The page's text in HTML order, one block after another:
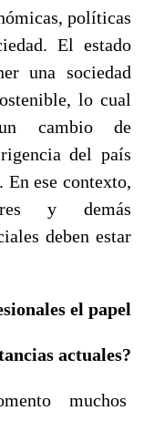
políticas
El estado
una sociedad
lo cual
cambio de
del país
ese contexto,
y demás
deben estar
el papel
actuales?
muchos